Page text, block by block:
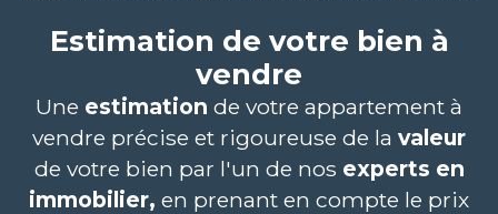
Estimation de votre bien à
vendre
Une estimation de votre appartement à
vendre précise et rigoureuse de la valeur
de votre bien par l'un de nos experts en
immobilier, en prenant en compte le prix